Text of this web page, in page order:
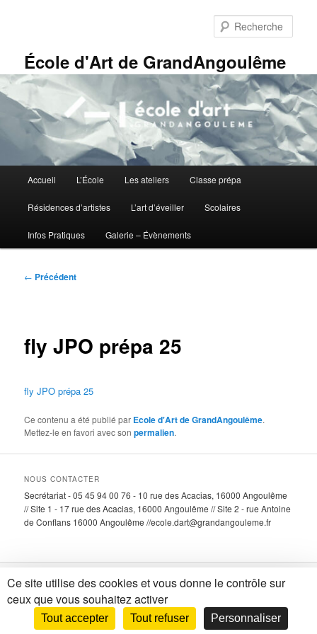
principalÉcole d'Art de GrandAngoulême
principal
Accueil L’École Les ateliers Classe prépa
Résidences d’artistes L’art d’éveiller Scolaires
Infos Pratiques Galerie – Évènements
Navigation
← Précédent
fly JPO prépa 25
fly JPO prépa 25
Ce contenu a été publié par Ecole d'Art de GrandAngoulême.
Mettez-le en favori avec sonpermalien.
NOUS CONTACTER
Secrétariat - 05 45 94 00 76 - 10 rue des Acacias, 16000 Angoulême
// Site 1 - 17 rue des Acacias, 16000 Angoulême // Site 2 - rue Antoine
de Conflans 16000 Angoulême //ecole.dart@grandangouleme.fr
Fièrement propulsé par WordPress
Ce site utilise des cookies et vous donne le contrôle sur
ceux que vous souhaitez activer
Tout accepter Tout refuser Personnaliser